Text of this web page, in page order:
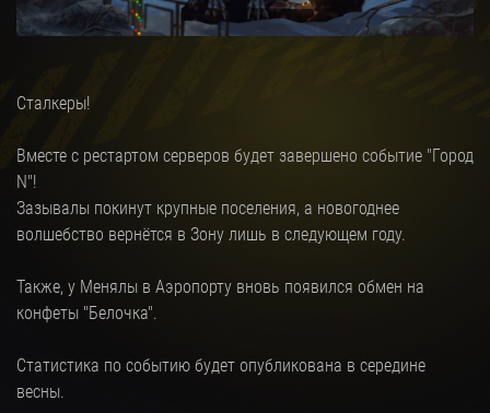
Сталкеры!
Вместе с рестартом серверов будет завершено событие "Город
N"!
Зазывалы покинут крупные поселения, а новогоднее
волшебство вернётся в Зону лишь в следующем году.
Также, у Менялы в Аэропорту вновь появился обмен на
конфеты "Белочка".
Статистика по событию будет опубликована в середине
весны.